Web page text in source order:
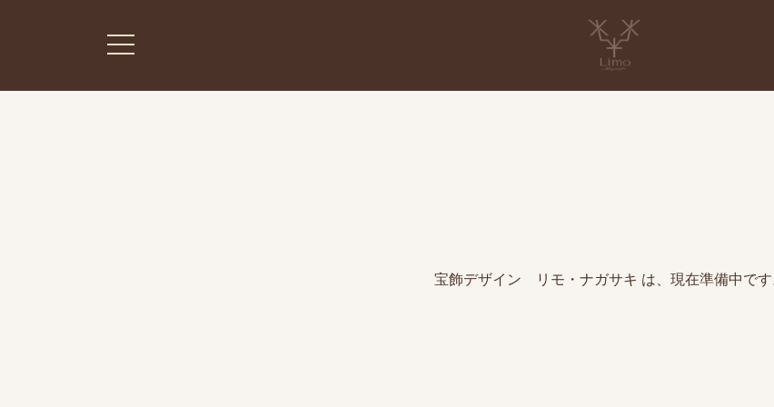
宝飾デザイン リモ・ナガサキ は、現在準備中です